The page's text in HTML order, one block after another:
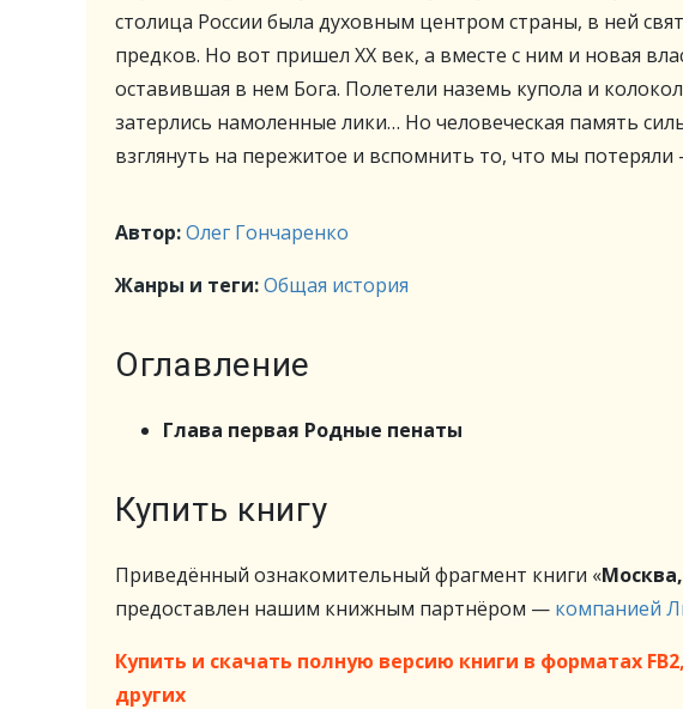
столица России была духовным центром страны, в ней
предков. Но вот пришел XX век, а вместе с ним и новая
оставившая в нем Бога. Полетели наземь купола и
затерлись намоленные лики… Но человеческая память
взглянуть на пережитое и вспомнить то, что мы
Автор:Олег Гончаренко
Жанры и теги:Общая история
Оглавление
Глава первая Родные пенаты
Купить книгу
Приведённый ознакомительный фрагмент книги «
предоставлен нашим книжным партнёром — компанией
Купить и скачать полную версию книги в форматах
других